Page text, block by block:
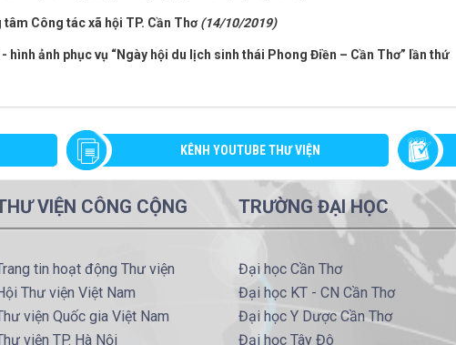
Công tác xã hội TP. Cần Thơ(14/10/2019)
hình ảnh phục vụ “Ngày hội du lịch sinh thái Phong Điền – Cần Thơ” lần thứ
KÊNH YOUTUBE THƯ VIỆN
VIỆN CÔNG CỘNG
tin hoạt động Thư viện
Thư viện Việt Nam
viện Quốc gia Việt Nam
viện TP. Hà Nội
TRƯỜNG ĐẠI HỌC
Đại học Cần Thơ
Đại học KT - CN Cần Thơ
Đại học Y Dược Cần Thơ
Đại học Tây Đô